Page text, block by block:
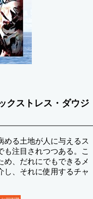
クストレス・ダウジ
める土地が人に与えるス
も注目されつつある。こ
め、だれにでもできるメ
し、それに使用するチャ